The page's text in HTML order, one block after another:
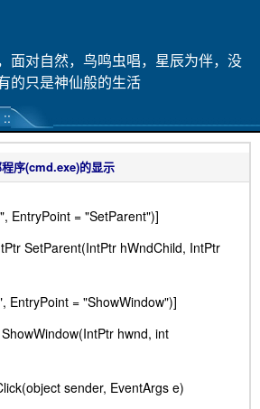
面对自然，鸟鸣虫唱，星辰为伴，没
的只是神仙般的生活
::
程序(cmd.exe)的显示
EntryPoint = "SetParent")]
SetParent(IntPtr hWndChild, IntPtr
EntryPoint = "ShowWindow")]
hwnd, int
sender, EventArgs e)